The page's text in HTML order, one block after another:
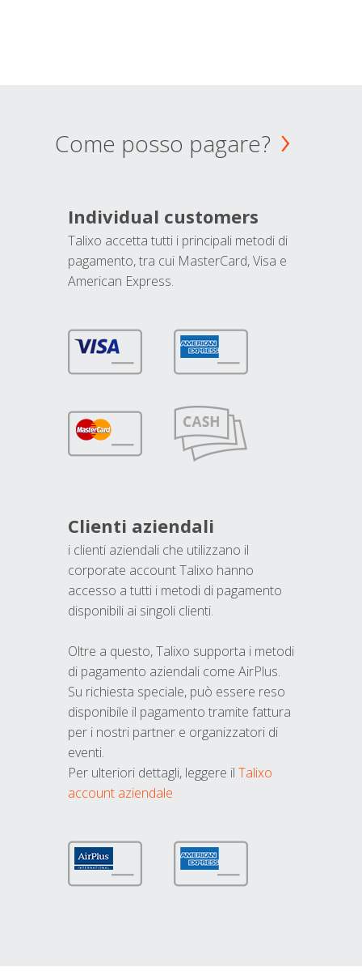
Come posso pagare?
Individual customers
Talixo accetta tutti i principali metodi di
pagamento, tra cui MasterCard, Visa e
American Express.
Clienti aziendali
i clienti aziendali che utilizzano il
corporate account Talixo hanno
accesso a tutti i metodi di pagamento
disponibili ai singoli clienti.
Oltre a questo, Talixo supporta i metodi
di pagamento aziendali come AirPlus.
Su richiesta speciale, può essere reso
disponibile il pagamento tramite fattura
per i nostri partner e organizzatori di
eventi.
Per ulteriori dettagli, leggere il Talixo
account aziendale